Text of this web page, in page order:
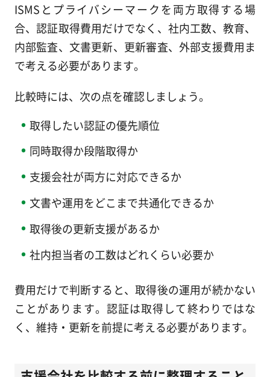
ISMSとプライバシーマークを両方取得する場
合、認証取得費用だけでなく、社内工数、教育、
内部監査、文書更新、更新審査、外部支援費用ま
で考える必要があります。
比較時には、次の点を確認しましょう。
取得したい認証の優先順位
同時取得か段階取得か
支援会社が両方に対応できるか
文書や運用をどこまで共通化できるか
取得後の更新支援があるか
社内担当者の工数はどれくらい必要か
費用だけで判断すると、取得後の運用が続かない
ことがあります。認証は取得して終わりではな
く、維持・更新を前提に考える必要があります。